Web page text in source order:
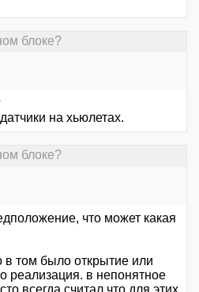
блоке?
на хьюлетах.
блоке?
что может какая
в том было открытие или
реализация. в непонятное
всегда считал что для этих